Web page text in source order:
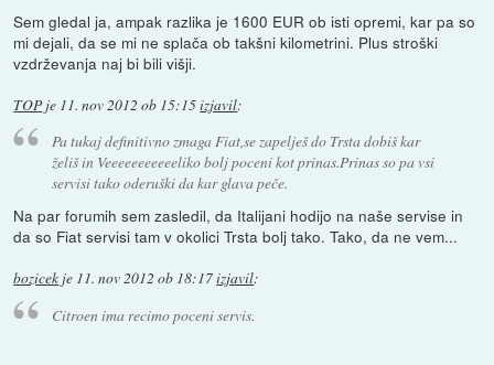
Sem gledal ja, ampak razlika je 1600 EUR ob isti opremi, kar pa so
mi dejali, da se mi ne splača ob takšni kilometrini. Plus stroški
vzdrževanja naj bi bili višji.
TOP je 11. nov 2012 ob 15:15izjavil:
Pa tukaj definitivno zmaga Fiat,se zapelješ do Trsta dobiš kar
želiš in Veeeeeeeeeeeliko bolj poceni kot prinas.Prinas so pa vsi
servisi tako oderuški da kar glava peče.
Na par forumih sem zasledil, da Italijani hodijo na naše servise in
da so Fiat servisi tam v okolici Trsta bolj tako. Tako, da ne vem...
bozicek je 11. nov 2012 ob 18:17izjavil:
Citroen ima recimo poceni servis.